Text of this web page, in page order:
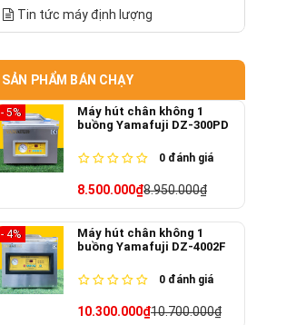
Tin tức máy định lượng
SẢN PHẨM BÁN CHẠY
- 5%
Máy hút chân không 1
buồng Yamafuji DZ-300PD
0 đánh giá
8.500.000₫8.950.000₫
- 4%
Máy hút chân không 1
buồng Yamafuji DZ-4002F
0 đánh giá
10.300.000₫10.700.000₫